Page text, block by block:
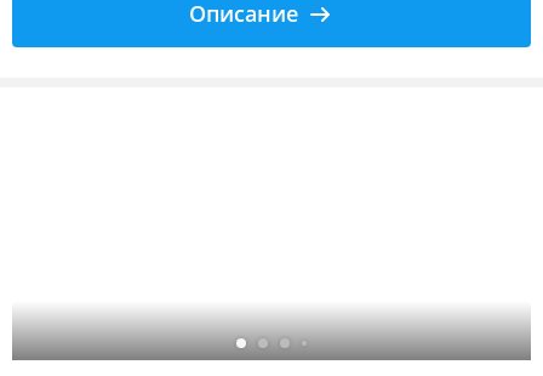
Описание